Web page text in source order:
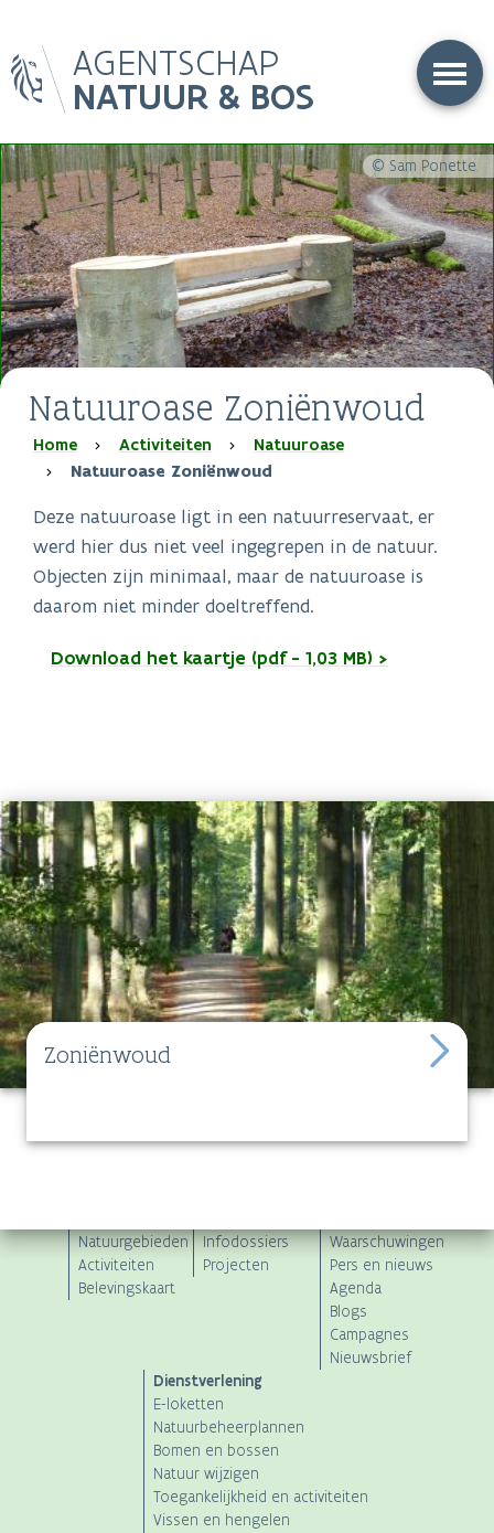
en
naar
gaan
AGENTSCHAP
NATUUR & BOS
© Sam Ponette
Natuuroase Zoniënwoud
Kruimelpad
Home Activiteiten
Natuuroase
Natuuroase Zoniënwoud
Deze natuuroase ligt in een natuurreservaat, er
werd hier dus niet veel ingegrepen in de natuur.
Objecten zijn minimaal, maar de natuuroase is
daarom niet minder doeltreffend.
Download het kaartje (pdf - 1,03 MB) >
Zoniënwoud
ANB
Main
navigation
Natuurgebieden
Activiteiten
Belevingskaart
Infodossiers
Projecten
Waarschuwingen
Pers en nieuws
Agenda
Blogs
Campagnes
Nieuwsbrief
Dienstverlening
E-loketten
Natuurbeheerplannen
Bomen en bossen
Natuur wijzigen
Toegankelijkheid en activiteiten
Vissen en hengelen